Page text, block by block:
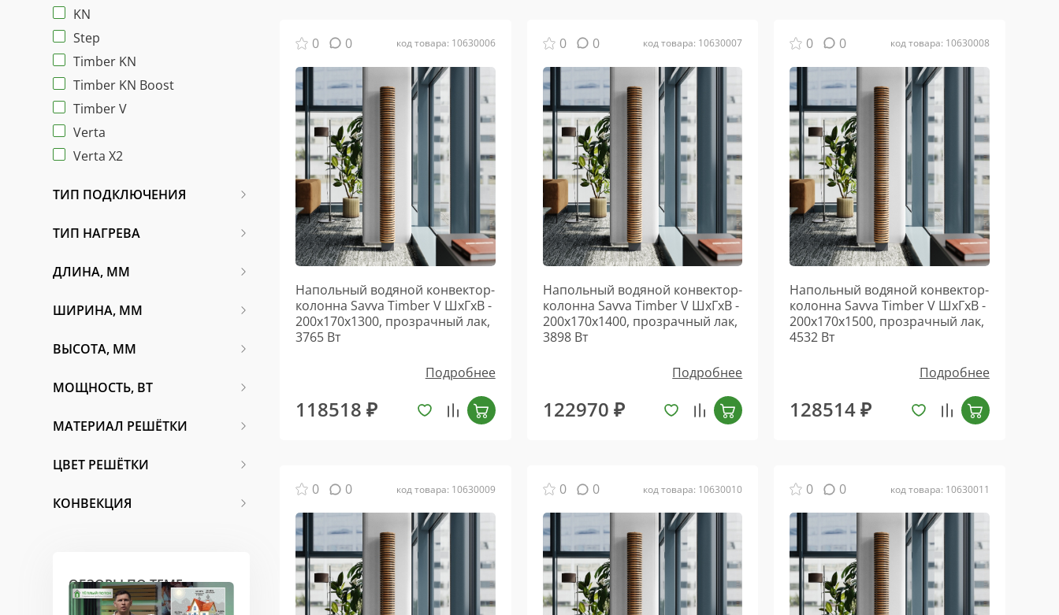
KN
Step
Timber KN
Timber KN Boost
Timber V
Verta
Verta X2
ТИП ПОДКЛЮЧЕНИЯ
ТИП НАГРЕВА
ДЛИНА, ММ
ШИРИНА, ММ
ВЫСОТА, ММ
МОЩНОСТЬ, ВТ
МАТЕРИАЛ РЕШЁТКИ
ЦВЕТ РЕШЁТКИ
КОНВЕКЦИЯ
ОБЗОРЫ ПО ТЕМЕ
0 0 код товара: 10630006
Напольный водяной конвектор-
колонна Savva Timber V ШхГхВ -
200х170х1300, прозрачный лак,
3765 Вт
Подробнее
118518 ₽
0 0 код товара: 10630007
Напольный водяной конвектор-
колонна Savva Timber V ШхГхВ -
200х170х1400, прозрачный лак,
3898 Вт
Подробнее
122970 ₽
0 0 код товара: 10630008
Напольный водяной конвектор-
колонна Savva Timber V ШхГхВ -
200х170х1500, прозрачный лак,
4532 Вт
Подробнее
128514 ₽
0 0 код товара: 10630009 0 0 код товара: 10630010 0 0 код товара: 10630011